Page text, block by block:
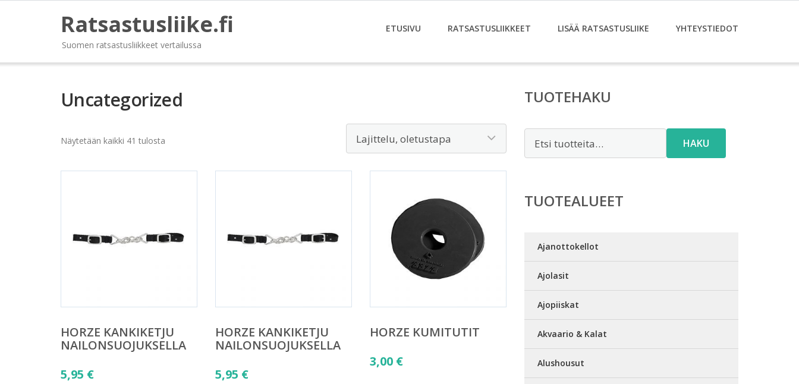
Ratsastusliike.fi
Suomen ratsastusliikkeet vertailussa
ETUSIVU RATSASTUSLIIKKEET LISÄÄ RATSASTUSLIIKE YHTEYSTIEDOT
Uncategorized
Näytetään kaikki 41 tulosta
HORZE KANKIKETJU
NAILONSUOJUKSELLA
5,95 €
HORZE KANKIKETJU
NAILONSUOJUKSELLA
5,95 €
HORZE KUMITUTIT
3,00 €
TUOTEHAKU
HAKU
TUOTEALUEET
Ajanottokellot
Ajolasit
Ajopiiskat
Akvaario & Kalat
Alushousut